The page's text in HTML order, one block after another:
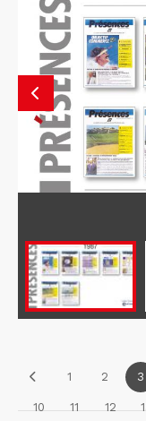
1 2 3
10 11 12